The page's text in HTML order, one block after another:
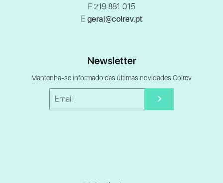
F219 881 015
E geral@colrev.pt
Newsletter
Mantenha-se informado das últimas novidades Colrev